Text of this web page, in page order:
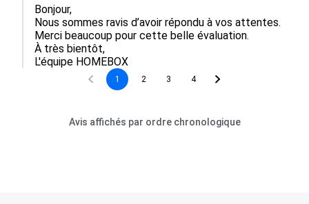
Bonjour,
Nous sommes ravis d’avoir répondu à vos attentes.
Merci beaucoup pour cette belle évaluation.
À très bientôt,
L'équipe HOMEBOX
1 2 3 4
Avis affichés par ordre chronologique